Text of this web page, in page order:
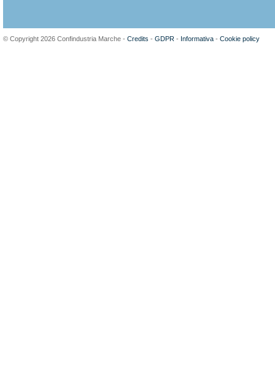
© Copyright 2026 Confindustria Marche - Credits - GDPR - Informativa - Cookie policy